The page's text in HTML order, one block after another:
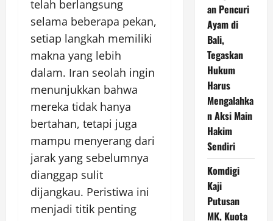
telah berlangsung
selama beberapa pekan,
setiap langkah memiliki
makna yang lebih
dalam. Iran seolah ingin
menunjukkan bahwa
mereka tidak hanya
bertahan, tetapi juga
mampu menyerang dari
jarak yang sebelumnya
dianggap sulit
dijangkau. Peristiwa ini
menjadi titik penting
an Pencuri
Ayam di
Bali,
Tegaskan
Hukum
Harus
Mengalahka
n Aksi Main
Hakim
Sendiri
Komdigi
Kaji
Putusan
MK, Kuota